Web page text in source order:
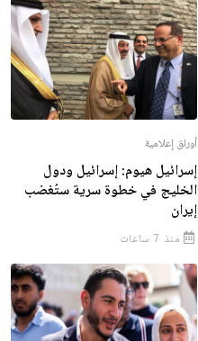
أوراق إعلامية
إسرائيل هيوم: إسرائيل ودول
الخليج في خطوة سرية ستُغضب
إيران
منذ 7 ساعات